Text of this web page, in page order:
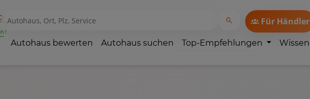
Für Händler
Autohaus bewerten Autohaus suchen Top-Empfehlungen Wissen